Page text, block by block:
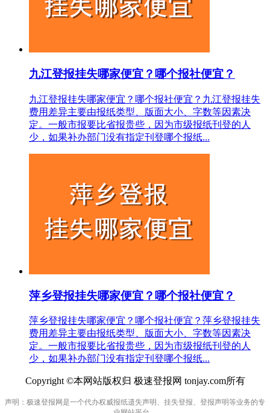
九江登报挂失哪家便宜？哪个报社便宜？
九江登报挂失哪家便宜？哪个报社便宜？九江登报挂失
费用差异主要由报纸类型、版面大小、字数等因素决
定。一般市报要比省报贵些，因为市级报纸刊登的人
少，如果补办部门没有指定刊登哪个报纸...
萍乡登报挂失哪家便宜？哪个报社便宜？
萍乡登报挂失哪家便宜？哪个报社便宜？萍乡登报挂失
费用差异主要由报纸类型、版面大小、字数等因素决
定。一般市报要比省报贵些，因为市级报纸刊登的人
少，如果补办部门没有指定刊登哪个报纸...
Copyright ©本网站版权归 极速登报网 tonjay.com所有
声明：极速登报网是一个代办权威报纸遗失声明、挂失登报、登报声明等业务的专